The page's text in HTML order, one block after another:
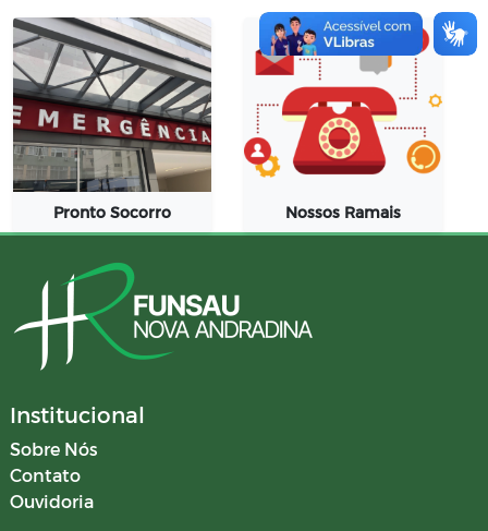
Pronto Socorro Nossos Ramais
Institucional
Sobre Nós
Contato
Ouvidoria